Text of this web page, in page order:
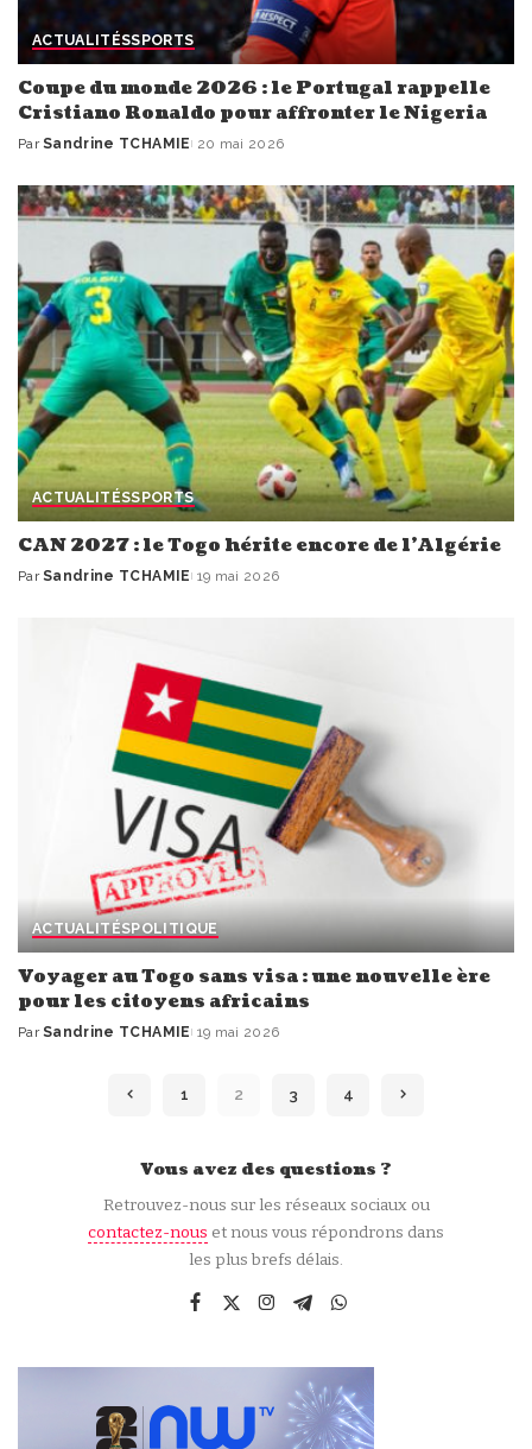
ACTUALITÉSSPORTS
Coupe du monde 2026 : le Portugal rappelle
Cristiano Ronaldo pour affronter le Nigeria
Publié
Par Sandrine TCHAMIE 20 mai 2026
ACTUALITÉSSPORTS
CAN 2027 : le Togo hérite encore de l’Algérie
Publié
Par Sandrine TCHAMIE 19 mai 2026
ACTUALITÉSPOLITIQUE
Voyager au Togo sans visa : une nouvelle ère
pour les citoyens africains
Publié
Par Sandrine TCHAMIE 19 mai 2026
1 2 3 4
Vous avez des questions ?
Retrouvez-nous sur les réseaux sociaux ou
contactez-nous et nous vous répondrons dans
les plus brefs délais.